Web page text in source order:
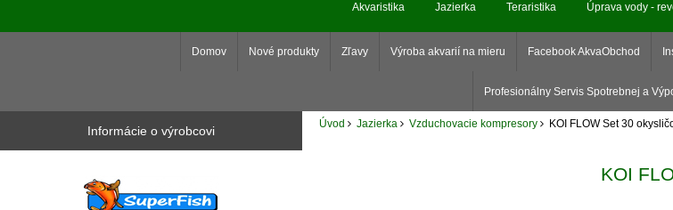
Akvaristika Jazierka Teraristika Úprava vody -
Domov Nové produkty Zľavy Výroba akvarií na mieru Facebook AkvaObchod
Profesionálny Servis Spotrebnej a
Informácie o výrobcovi
Úvod Jazierka Vzduchovacie kompresory KOI FLOW Set 30
KOI